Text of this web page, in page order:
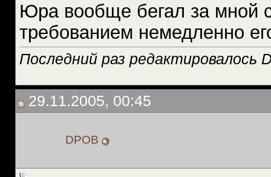
Юра вообще бегал за мной
требованием немедленно
Последний раз редактировалось
29.11.2005, 00:45
DPOB